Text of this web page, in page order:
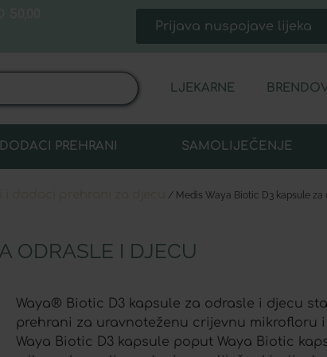
Prijava nuspojave lijeka
LJEKARNE
DODACI PREHRANI SAMOLIJEČENJE
/ Medis Waya Biotic D3 kapsule za
ODRASLE I DJECU
Waya® Biotic D3 kapsule za odrasle i djecu
prehrani za uravnoteženu crijevnu mikrofloru
Waya Biotic D3 kapsule poput Waya Biotic